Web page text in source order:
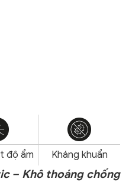
độ ẩm Kháng khuẩn
– Khô thoáng chống